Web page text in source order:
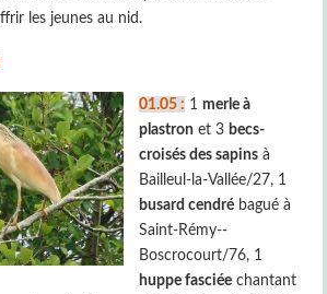
les jeunes au nid.
01.05 : 1merle à
plastron et 3 becs-
croisés des sapins à
Bailleul-la-Vallée/27, 1
busard cendré bagué à
Saint-Rémy--
Boscrocourt/76, 1
huppe fasciée chantant